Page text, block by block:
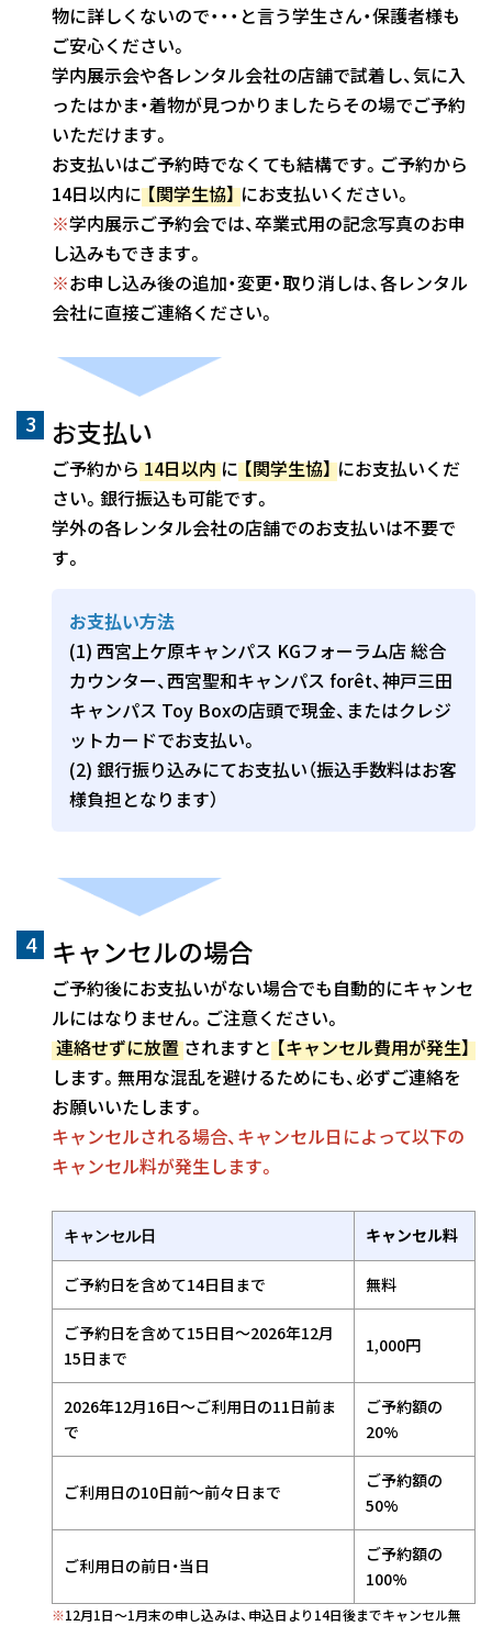
物に詳しくないので・・・と言う学生さん・保護者様も
ご安心ください。
学内展示会や各レンタル会社の店舗で試着し、気に入
ったはかま・着物が見つかりましたらその場でご予約
いただけます。
お支払いはご予約時でなくても結構です。ご予約から
14日以内に 【関学生協】 にお支払いください。
※学内展示ご予約会では、卒業式用の記念写真のお申
し込みもできます。
※お申し込み後の追加・変更・取り消しは、各レンタル
会社に直接ご連絡ください。
お支払い
ご予約から 14日以内 に 【関学生協】 にお支払いくだ
さい。銀行振込も可能です。
学外の各レンタル会社の店舗でのお支払いは不要で
す。
お支払い方法
(1) 西宮上ケ原キャンパス KGフォーラム店 総合
カウンター、西宮聖和キャンパス forêt、神戸三田
キャンパス Toy Boxの店頭で現金、またはクレジ
ットカードでお支払い。
(2) 銀行振り込みにてお支払い（振込手数料はお客
様負担となります）
キャンセルの場合
ご予約後にお支払いがない場合でも自動的にキャンセ
ルにはなりません。ご注意ください。
連絡せずに放置 されますと 【キャンセル費用が発生】
します。無用な混乱を避けるためにも、必ずご連絡を
お願いいたします。
キャンセルされる場合、キャンセル日によって以下の
キャンセル料が発生します。
キャンセル日 キャンセル料
ご予約日を含めて14日目まで 無料
ご予約日を含めて15日目〜2026年12月
15日まで
1,000円
2026年12月16日〜ご利用日の11日前ま
で
ご予約額の
20%
ご利用日の10日前〜前々日まで
ご予約額の
50%
ご利用日の前日・当日
ご予約額の
100%
※12月1日〜1月末の申し込みは、申込日より14日後までキャンセル無